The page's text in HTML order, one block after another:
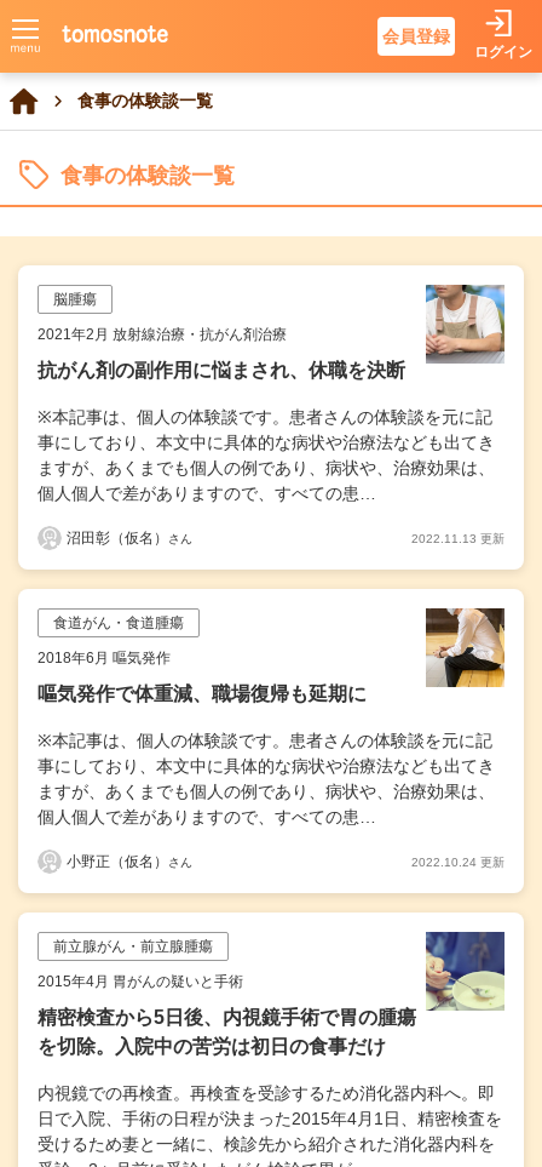
会員登録
ログイン
食事の体験談一覧
食事の体験談一覧
脳腫瘍
2021年2月 放射線治療・抗がん剤治療
抗がん剤の副作用に悩まされ、休職を決断
※本記事は、個人の体験談です。患者さんの体験談を元に記
事にしており、本文中に具体的な病状や治療法なども出てき
ますが、あくまでも個人の例であり、病状や、治療効果は、
個人個人で差がありますので、すべての患…
沼田彰（仮名） さん 2022.11.13 更新
食道がん・食道腫瘍
2018年6月 嘔気発作
嘔気発作で体重減、職場復帰も延期に
※本記事は、個人の体験談です。患者さんの体験談を元に記
事にしており、本文中に具体的な病状や治療法なども出てき
ますが、あくまでも個人の例であり、病状や、治療効果は、
個人個人で差がありますので、すべての患…
小野正（仮名） さん 2022.10.24 更新
前立腺がん・前立腺腫瘍
2015年4月 胃がんの疑いと手術
精密検査から5日後、内視鏡手術で胃の腫瘍
を切除。入院中の苦労は初日の食事だけ
内視鏡での再検査。再検査を受診するため消化器内科へ。即
日で入院、手術の日程が決まった2015年4月1日、精密検査を
受けるため妻と一緒に、検診先から紹介された消化器内科を